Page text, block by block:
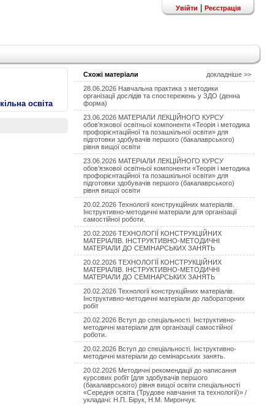
Увійти Реєстрація
освіта
Схожі матеріали
докладніше >>
28.06.2026 Навчальна практика з методики
організації дослідів та спостережень у ЗДО (денна
форма)
23.06.2026 МАТЕРІАЛИ ЛЕКЦІЙНОГО КУРСУ
обов’язкової освітньої компоненти «Теорія і методика
профорієнтаційної та позашкільної освіти» для
підготовки здобувачів першого (бакалаврського)
рівня вищої освіти
23.06.2026 МАТЕРІАЛИ ЛЕКЦІЙНОГО КУРСУ
обов’язкової освітньої компоненти «Теорія і методика
профорієнтаційної та позашкільної освіти» для
підготовки здобувачів першого (бакалаврського)
рівня вищої освіти
20.02.2026 Технології конструкційних матеріалів.
Інструктивно-методичні матеріали для організації
самостійної роботи.
20.02.2026 ТЕХНОЛОГІЇ КОНСТРУКЦІЙНИХ
МАТЕРІАЛІВ. ІНСТРУКТИВНО-МЕТОДИЧНІ
МАТЕРІАЛИ ДО СЕМІНАРСЬКИХ ЗАНЯТЬ
20.02.2026 ТЕХНОЛОГІЇ КОНСТРУКЦІЙНИХ
МАТЕРІАЛІВ. ІНСТРУКТИВНО-МЕТОДИЧНІ
МАТЕРІАЛИ ДО СЕМІНАРСЬКИХ ЗАНЯТЬ
20.02.2026 Технології конструкційних матеріалів.
Інструктивно-методичні матеріали до лабораторних
робіт
20.02.2026 Вступ до спеціальності. Інструктивно-
методичні матеріали для організації самостійної
роботи.
20.02.2026 Вступ до спеціальності. Інструктивно-
методичні матеріали до семінарських занять.
20.02.2026 Методичні рекомендації до написання
курсових робіт [для здобувачів першого
(бакалаврського) рівня вищої освіти спеціальності
«Середня освіта (Трудове навчання та технології)» /
укладачі: Н.П. Бірук, Н.М. Мирончук.